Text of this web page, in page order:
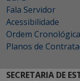
Fala Servidor
Acessibilidade
Ordem
Planos de
SECRETARIA DE